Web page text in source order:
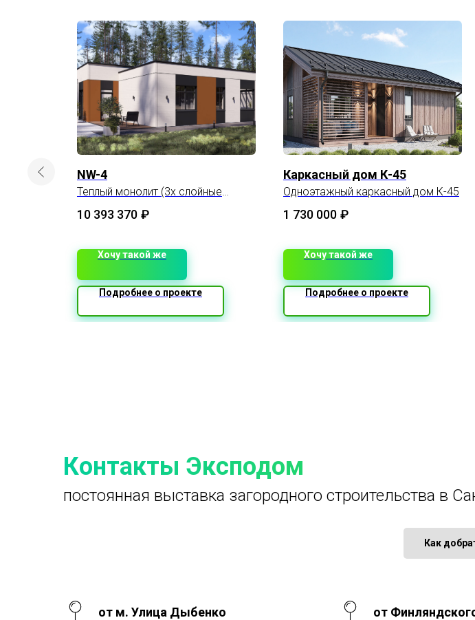
NW-4
Теплый монолит (3х слойные
10 393 370 ₽
Хочу такой же
Подробнее о проекте
Каркасный дом К-45
Одноэтажный каркасный дом К-45
1 730 000 ₽
Хочу такой же
Подробнее о проекте
Контакты Эксподом
постоянная выставка загородного строительства в
Как
от м. Улица Дыбенко от